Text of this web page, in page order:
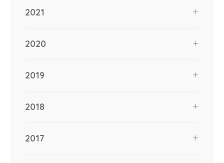
2021
2020
2019
2018
2017